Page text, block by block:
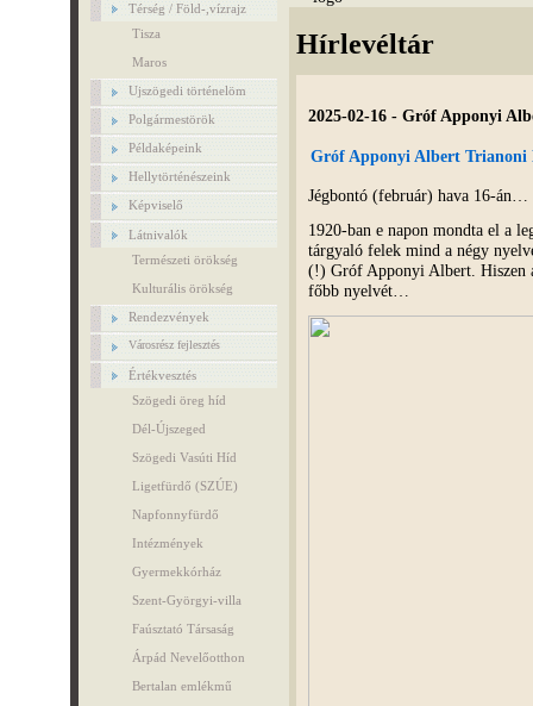
Térség / Föld-,vízrajz
Tisza
Maros
Ujszögedi történelöm
Polgármestörök
Példaképeink
Hellytörténészeink
Képviselő
Látnivalók
Természeti örökség
Kulturális örökség
Rendezvények
Városrész fejlesztés
Értékvesztés
Szögedi öreg híd
Dél-Újszeged
Szögedi Vasúti Híd
Ligetfürdő (SZÚE)
Napfonnyfürdő
Intézmények
Gyermekkórház
Szent-Györgyi-villa
Faúsztató Társaság
Árpád Nevelőotthon
Bertalan emlékmű
Hírlevéltár
2025-02-16 - Gróf Apponyi
Gróf Apponyi Albert Trianoni
Jégbontó (február) hava 16-án…
1920-ban e napon mondta el a
tárgyaló felek mind a négy
(!) Gróf Apponyi Albert. Hiszen
főbb nyelvét…